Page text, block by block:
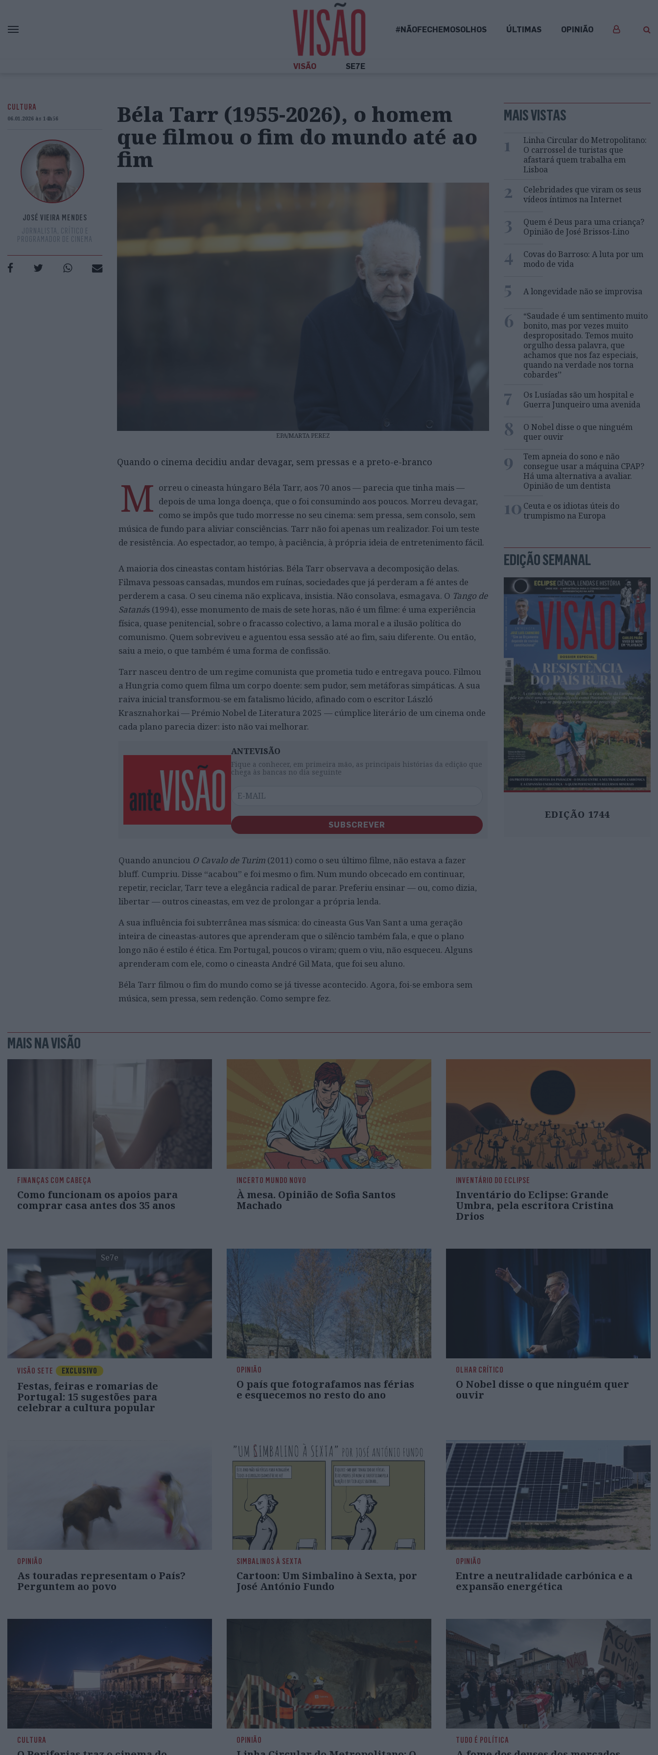
#NÃOFECHEMOSOLHOS ÚLTIMAS OPINIÃO
VISÃO SE7E
CULTURA
06.01.2026 às 14h56
JOSÉ VIEIRA MENDES
JORNALISTA, CRÍTICO E
PROGRAMADOR DE CINEMA
Béla Tarr (1955-2026), o homem
que filmou o fim do mundo até ao
fim
EPA/MARTA PEREZ
Quando o cinema decidiu andar devagar, sem pressas e a preto-e-branco
M orreu o cineasta húngaro Béla Tarr, aos 70 anos — parecia que tinha mais —
depois de uma longa doença, que o foi consumindo aos poucos. Morreu devagar,
como se impôs que tudo morresse no seu cinema: sem pressa, sem consolo, sem
música de fundo para aliviar consciências. Tarr não foi apenas um realizador. Foi um teste
de resistência. Ao espectador, ao tempo, à paciência, à própria ideia de entretenimento fácil.
A maioria dos cineastas contam histórias. Béla Tarr observava a decomposição delas.
Filmava pessoas cansadas, mundos em ruínas, sociedades que já perderam a fé antes de
perderem a casa. O seu cinema não explicava, insistia. Não consolava, esmagava. O Tango de
Satanás (1994), esse monumento de mais de sete horas, não é um filme: é uma experiência
física, quase penitencial, sobre o fracasso colectivo, a lama moral e a ilusão política do
comunismo. Quem sobreviveu e aguentou essa sessão até ao fim, saiu diferente. Ou então,
saiu a meio, o que também é uma forma de confissão.
Tarr nasceu dentro de um regime comunista que prometia tudo e entregava pouco. Filmou
a Hungria como quem filma um corpo doente: sem pudor, sem metáforas simpáticas. A sua
raiva inicial transformou-se em fatalismo lúcido, afinado com o escritor László
Krasznahorkai — Prémio Nobel de Literatura 2025 — cúmplice literário de um cinema onde
cada plano parecia dizer: isto não vai melhorar.
ANTEVISÃO
Fique a conhecer, em primeira mão, as principais histórias da edição que
chega às bancas no dia seguinte
SUBSCREVER
Quando anunciou O Cavalo de Turim (2011) como o seu último filme, não estava a fazer
bluff. Cumpriu. Disse “acabou” e foi mesmo o fim. Num mundo obcecado em continuar,
repetir, reciclar, Tarr teve a elegância radical de parar. Preferiu ensinar — ou, como dizia,
libertar — outros cineastas, em vez de prolongar a própria lenda.
A sua influência foi subterrânea mas sísmica: do cineasta Gus Van Sant a uma geração
inteira de cineastas-autores que aprenderam que o silêncio também fala, e que o plano
longo não é estilo é ética. Em Portugal, poucos o viram; quem o viu, não esqueceu. Alguns
aprenderam com ele, como o cineasta André Gil Mata, que foi seu aluno.
Béla Tarr filmou o fim do mundo como se já tivesse acontecido. Agora, foi-se embora sem
música, sem pressa, sem redenção. Como sempre fez.
MAIS VISTAS
1
Linha Circular do Metropolitano:
O carrossel de turistas que
afastará quem trabalha em
Lisboa
2
Celebridades que viram os seus
vídeos íntimos na Internet
3
Quem é Deus para uma criança?
Opinião de José Brissos-Lino
4
Covas do Barroso: A luta por um
modo de vida
5 A longevidade não se improvisa
6
“Saudade é um sentimento muito
bonito, mas por vezes muito
despropositado. Temos muito
orgulho dessa palavra, que
achamos que nos faz especiais,
quando na verdade nos torna
cobardes’’
7
Os Lusíadas são um hospital e
Guerra Junqueiro uma avenida
8
O Nobel disse o que ninguém
quer ouvir
9
Tem apneia do sono e não
consegue usar a máquina CPAP?
Há uma alternativa a avaliar.
Opinião de um dentista
10 Ceuta e os idiotas úteis do
trumpismo na Europa
EDIÇÃO SEMANAL
EDIÇÃO 1744
MAIS NA VISÃO
FINANÇAS COM CABEÇA
Como funcionam os apoios para
comprar casa antes dos 35 anos
INCERTO MUNDO NOVO
À mesa. Opinião de Sofia Santos
Machado
INVENTÁRIO DO ECLIPSE
Inventário do Eclipse: Grande
Umbra, pela escritora Cristina
Drios
Se7e
VISÃO SETE EXCLUSIVO
Festas, feiras e romarias de
Portugal: 15 sugestões para
celebrar a cultura popular
OPINIÃO
O país que fotografamos nas férias
e esquecemos no resto do ano
OLHAR CRÍTICO
O Nobel disse o que ninguém quer
ouvir
OPINIÃO
As touradas representam o País?
Perguntem ao povo
SIMBALINOS À SEXTA
Cartoon: Um Simbalino à Sexta, por
José António Fundo
OPINIÃO
Entre a neutralidade carbónica e a
expansão energética
CULTURA OPINIÃO TUDO É POLÍTICA